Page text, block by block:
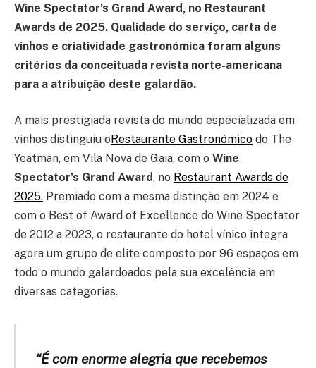
Wine Spectator’s Grand Award, no Restaurant
Awards de 2025. Qualidade do serviço, carta de
vinhos e criatividade gastronómica foram alguns
critérios da conceituada revista norte-americana
para a atribuição deste galardão.
A mais prestigiada revista do mundo especializada em
vinhos distinguiu o Restaurante Gastronómico do The
Yeatman, em Vila Nova de Gaia, com o Wine
Spectator’s Grand Award, no Restaurant Awards de
2025. Premiado com a mesma distinção em 2024 e
com o Best of Award of Excellence do Wine Spectator
de 2012 a 2023, o restaurante do hotel vínico integra
agora um grupo de elite composto por 96 espaços em
todo o mundo galardoados pela sua excelência em
diversas categorias.
“É com enorme alegria que recebemos